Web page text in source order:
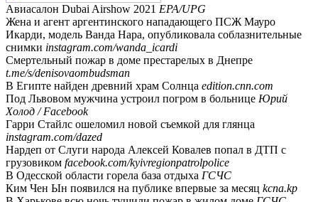
Авиасалон Dubai Airshow 2021 EPA/UPG
Жена и агент аргентинского нападающего ПСЖ Мауро
Икарди, модель Ванда Нара, опубликовала соблазнительные
снимки instagram.com/wanda_icardi
Смертельный пожар в доме престарелых в Днепре
t.me/s/denisovaombudsman
В Египте найден древний храм Солнца edition.cnn.com
Под Львовом мужчина устроил погром в больнице Юрий
Холод / Facebook
Гарри Стайлс ошеломил новой съемкой для глянца
instagram.com/dazed
Нардеп от Слуги народа Алексей Ковалев попал в ДТП с
грузовиком facebook.com/kyivregionpatrolpolice
В Одесской области горела база отдыха ГСЧС
Ким Чен Ын появился на публике впервые за месяц kcna.kp